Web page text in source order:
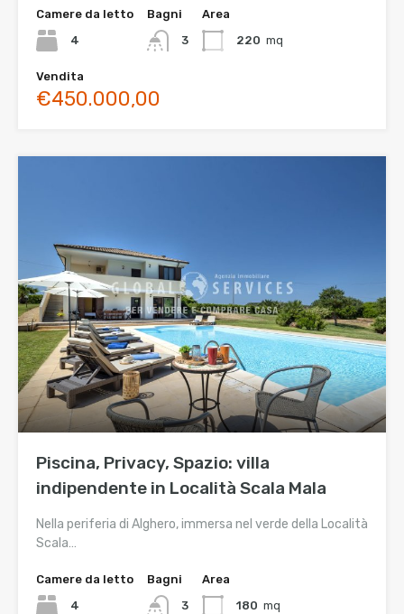
Camere da letto
4
Bagni
3
Area
220 mq
Vendita
€450.000,00
Piscina, Privacy, Spazio: villa
indipendente in Località Scala Mala
Nella periferia di Alghero, immersa nel verde della Località
Scala…
Camere da letto
4
Bagni
3
Area
180 mq